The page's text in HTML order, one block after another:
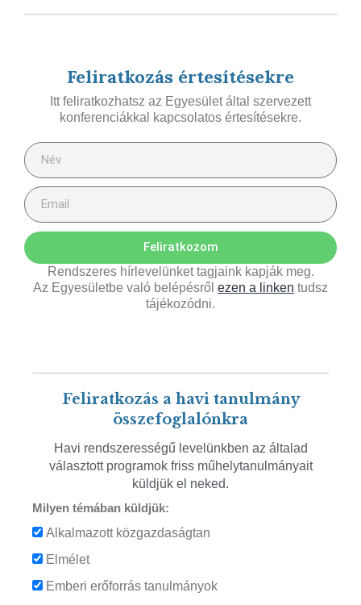
Feliratkozás értesítésekre
Itt feliratkozhatsz az Egyesület által szervezett
konferenciákkal kapcsolatos értesítésekre.
Feliratkozom
Rendszeres hírlevelünket tagjaink kapják meg.
Az Egyesületbe való belépésről ezen a linken tudsz
tájékozódni.
Feliratkozás a havi tanulmány
összefoglalónkra
Havi rendszerességű levelünkben az általad
választott programok friss műhelytanulmányait
küldjük el neked.
Milyen témában küldjük:
Alkalmazott közgazdaságtan
Elmélet
Emberi erőforrás tanulmányok